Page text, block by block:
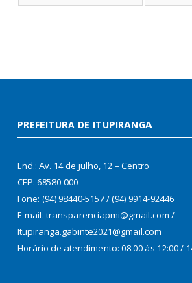
PREFEITURA DE ITUPIRANGA
End.: Av. 14 de julho, 12 – Centro
CEP: 68580-000
Fone: (94) 98440-5157 / (94) 9914-92446
E-mail: transparenciapmi@gmail.com /
Itupiranga.gabinte2021@gmail.com
Horário de atendimento: 08:00 às 12:00 /